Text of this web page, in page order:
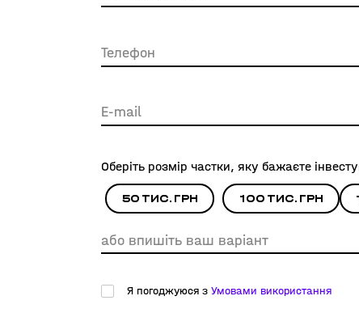
Оберіть розмір частки, яку бажаєте
50 тис. грн 100 тис. грн
Я погоджуюся з Умовами використання